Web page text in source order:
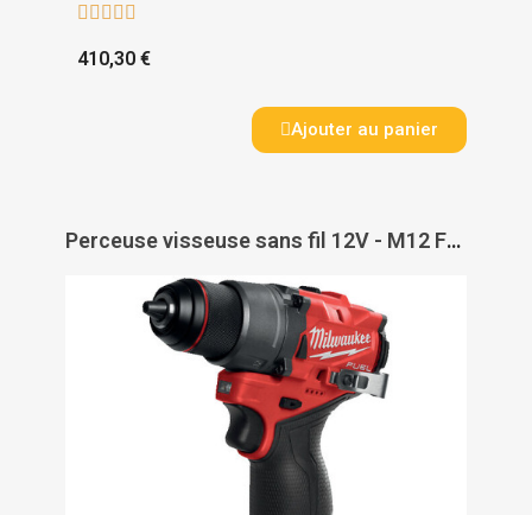
    
410,30 €
Ajouter au panier
Perceuse visseuse sans fil 12V - M12 FDD2-402X - MILWAUKEE